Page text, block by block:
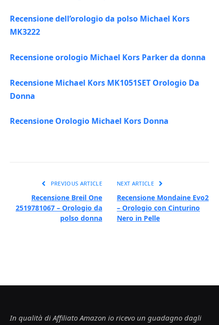
Recensione dell’orologio da polso Michael Kors
MK3222
Recensione orologio Michael Kors Parker da donna
Recensione Michael Kors MK1051SET Orologio Da
Donna
Recensione Orologio Michael Kors Donna
PREVIOUS ARTICLE
Recensione Breil One
2519781067 – Orologio da
polso donna
NEXT ARTICLE
Recensione Mondaine Evo2
– Orologio con Cinturino
Nero in Pelle
In qualità di Affiliato Amazon io ricevo un guadagno dagli